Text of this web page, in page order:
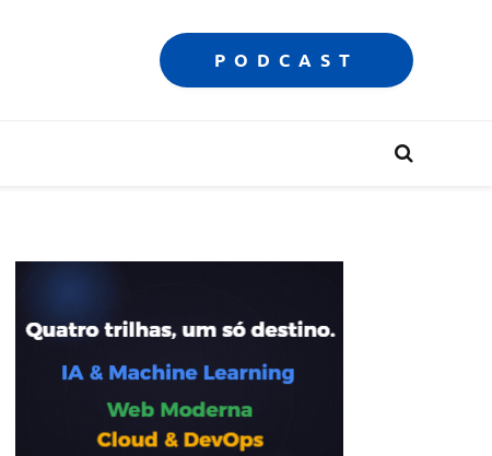
PODCAST